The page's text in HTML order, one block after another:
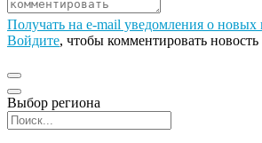
Получать на e‑mail уведомления о новых
Войдите, чтобы комментировать новость
Выбор региона